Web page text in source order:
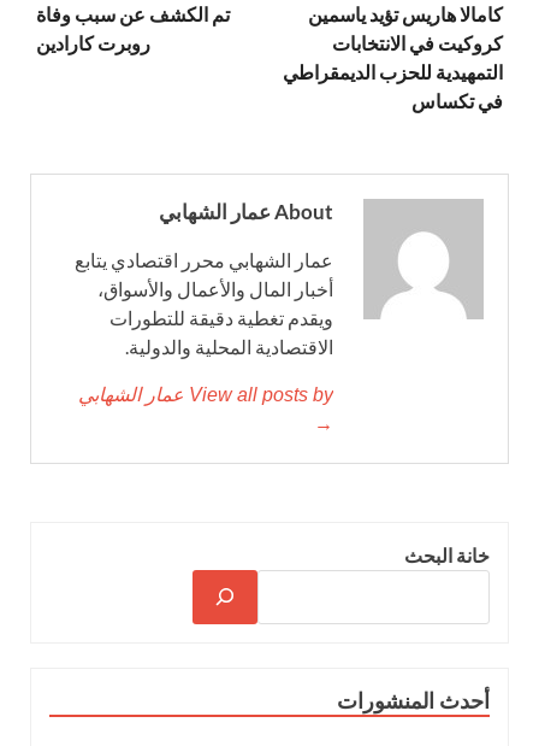
كامالا هاريس تؤيد ياسمين
كروكيت في الانتخابات
التمهيدية للحزب الديمقراطي
في تكساس
تم الكشف عن سبب وفاة
روبرت كارادين
About عمار الشهابي
عمار الشهابي محرر اقتصادي يتابع
أخبار المال والأعمال والأسواق،
ويقدم تغطية دقيقة للتطورات
الاقتصادية المحلية والدولية.
View all posts by عمار الشهابي
→
خانة البحث
أحدث المنشورات